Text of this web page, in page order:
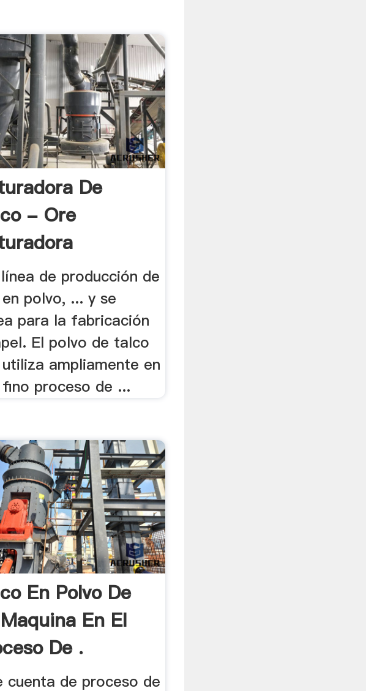
De
- Ore
de producción de
polvo, ... y se
para la fabricación
El polvo de talco
ampliamente en
proceso de ...
En Polvo De
En El
De .
cuenta de proceso de